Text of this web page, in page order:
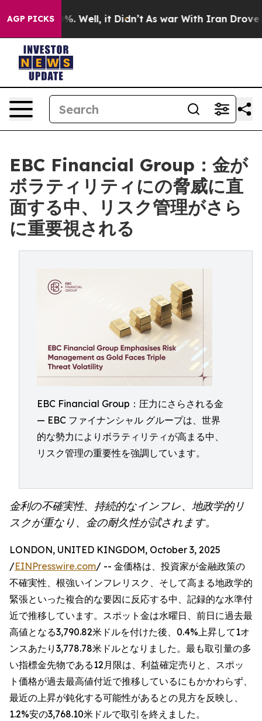
AGP PICKS
40%. Well, it Didn’t As war With Iran Drove oil
EBC Financial Group：金が
ボラティリティにの脅威に直
面する中、リスク管理がさら
に重要視される
EBC Financial Group：圧力にさらされる金
— EBC ファイナンシャル グループは、世界
的な勢力によりボラティリティが高まる中、
リスク管理の重要性を強調しています。
金利の不確実性、持続的なインフレ、地政学的リ
スクが重なり、金の耐久性が試されます。
LONDON, UNITED KINGDOM, October 3, 2025
/EINPresswire.com/ -- 金価格は、投資家が金融政策の
不確実性、根強いインフレリスク、そして高まる地政学的
緊張といった複合的な要因に反応する中、記録的な水準付
近で推移しています。スポット金は水曜日、前日に過去最
高値となる3,790.82米ドルを付けた後、0.4%上昇して1オ
ンスあたり3,778.78米ドルとなりました。最も取引量の多
い指標金先物である12月限は、利益確定売りと、スポッ
ト価格が過去最高値付近で推移しているにもかかわらず、
最近の上昇が鈍化する可能性があるとの見方を反映し、
1.2%安の3,768.10米ドルで取引を終えました。